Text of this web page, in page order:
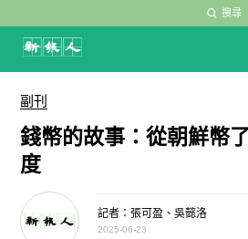
搜尋
副刊
錢幣的故事：從朝鮮幣
度
記者：張可盈、吳懿洛
2025-06-23